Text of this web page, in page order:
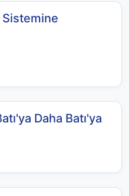
Sistemine
Daha Batı'ya